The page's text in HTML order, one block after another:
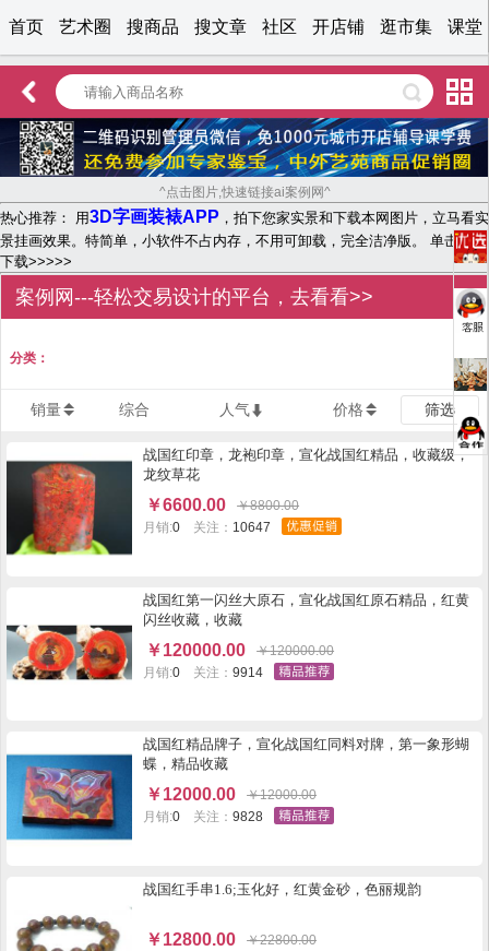
首页 艺术圈 搜商品 搜文章 社区 开店铺 逛市集 课堂
^点击图片,快速链接ai案例网^
热心推荐： 用3D字画装裱APP ，拍下您家实景和下载本网图片，立马看实
景挂画效果。特简单，小软件不占内存，不用可卸载，完全洁净版。 单击文字
下载>>>>>
案例网---轻松交易设计的平台，去看看>>
分类：
销量 综合 人气 价格 筛选
战国红印章，龙袍印章，宣化战国红精品，收藏级，
龙纹草花
￥6600.00 ￥8800.00
月销:0 关注： 10647
战国红第一闪丝大原石，宣化战国红原石精品，红黄
闪丝收藏，收藏
￥120000.00 ￥120000.00
月销:0 关注：9914
战国红精品牌子，宣化战国红同料对牌，第一象形蝴
蝶，精品收藏
￥ 12000.00 ￥12000.00
月销:0 关注：9828
战国红手串1.6;玉化好，红黄金砂，色丽规韵
￥12800.00 ￥22800.00